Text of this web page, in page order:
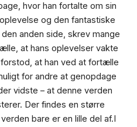
hvor han fortalte om sin
og den fantastiske
anden side, skrev mange
at hans oplevelser vakte
at han ved at fortælle
for andre at genopdage
vidste – at denne verden
Der findes en større
bare er en lille del af.I